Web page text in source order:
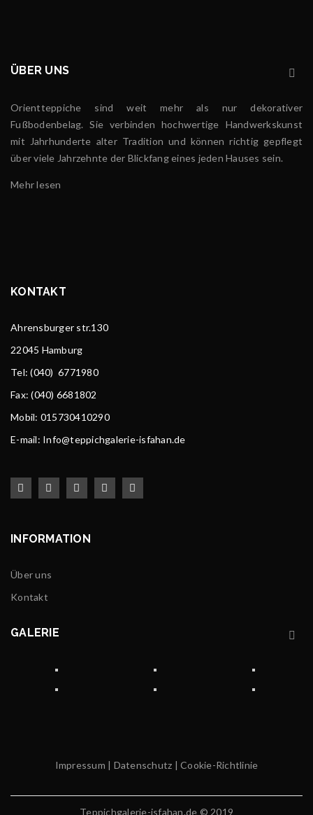
ÜBER UNS
Orientteppiche sind weit mehr als nur dekorativer
Fußbodenbelag. Sie verbinden hochwertige Handwerkskunst
mit Jahrhunderte alter Tradition und können richtig gepflegt
über viele Jahrzehnte der Blickfang eines jeden Hauses sein.
Mehr lesen
KONTAKT
Ahrensburger str.130
22045 Hamburg
Tel: (040) 6771980
Fax: (040) 6681802
Mobil: 015730410290
E-mail: Info@teppichgalerie-isfahan.de
INFORMATION
Über uns
Kontakt
GALERIE
Impressum | Datenschutz |Cookie-Richtlinie
Teppichgalerie-isfahan.de © 2019